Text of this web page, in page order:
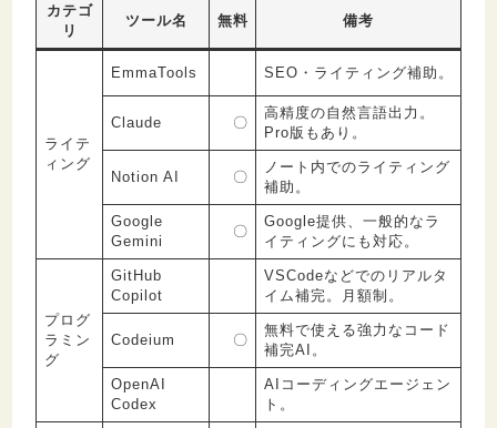
カテゴ
リ
ツール名 無料 備考
ライテ
ィング
EmmaTools SEO・ライティング補助。
Claude 〇
高精度の自然言語出力。
Pro版もあり。
Notion AI 〇
ノート内でのライティング
補助。
Google
Gemini
〇
Google提供、一般的なラ
イティングにも対応。
プログ
ラミン
グ
GitHub
Copilot
VSCodeなどでのリアルタ
イム補完。月額制。
Codeium 〇
無料で使える強力なコード
補完AI。
OpenAI
Codex
AIコーディングエージェン
ト。